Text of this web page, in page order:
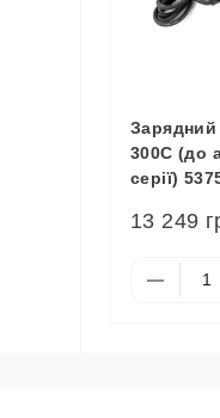
Зарядний
300C (до
серії)
13 249